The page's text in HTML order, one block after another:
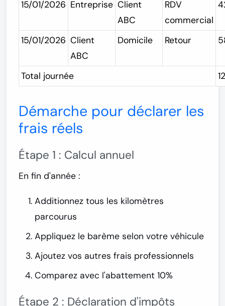
15/01/2026 Entreprise Client
ABC
RDV
commercial
15/01/2026 Client
ABC
Domicile Retour
Total journée
Démarche pour déclarer les
frais réels
Étape 1 : Calcul annuel
En fin d'année :
Additionnez tous les kilomètres
parcourus
Appliquez le barème selon votre véhicule
Ajoutez vos autres frais professionnels
Comparez avec l'abattement 10%
Étape 2 : Déclaration d'impôts